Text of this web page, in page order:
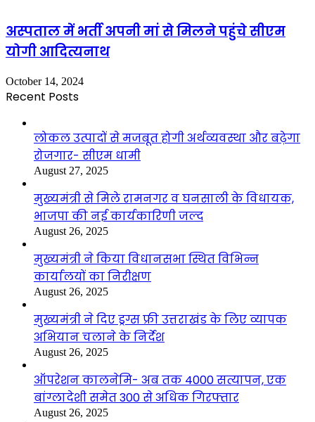
अस्पताल में भर्ती अपनी मां से मिलने पहुंचे सीएम
योगी आदित्यनाथ
October 14, 2024
Recent Posts
लोकल उत्पादों से मजबूत होगी अर्थव्यवस्था और बढ़ेगा
रोजगार- सीएम धामी
August 27, 2025
मुख्यमंत्री से मिले रामनगर व घनसाली के विधायक,
भाजपा की नई कार्यकारिणी जल्द
August 26, 2025
मुख्यमंत्री ने किया विधानसभा स्थित विभिन्न
कार्यालयों का निरीक्षण
August 26, 2025
मुख्यमंत्री ने दिए ड्रग्स फ्री उत्तराखंड के लिए व्यापक
अभियान चलाने के निर्देश
August 26, 2025
ऑपरेशन कालनेमि- अब तक 4000 सत्यापन, एक
बांग्लादेशी समेत 300 से अधिक गिरफ्तार
August 26, 2025